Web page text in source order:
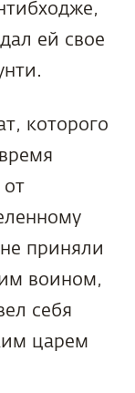
ей свое
которого
приняли
воином,
себя
царем